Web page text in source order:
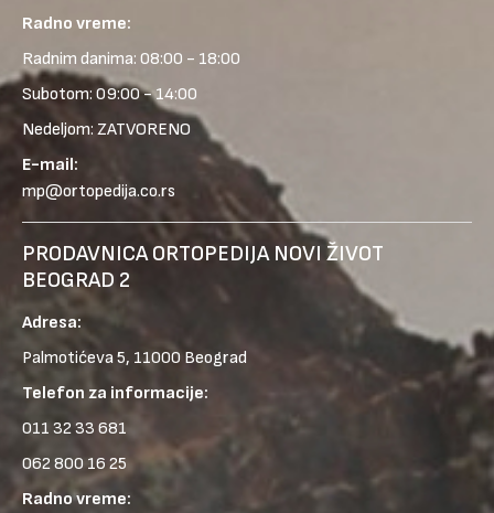
Radno vreme:
Radnim danima: 08:00 - 18:00
Subotom: 09:00 - 14:00
Nedeljom: ZATVORENO
E-mail:
mp@ortopedija.co.rs
PRODAVNICA ORTOPEDIJA NOVI ŽIVOT
BEOGRAD 2
Adresa:
Palmotićeva 5, 11000 Beograd
Telefon za informacije:
011 32 33 681
062 800 16 25
Radno vreme: